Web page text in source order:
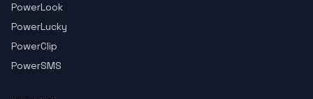
PowerLook
PowerLucky
PowerClip
PowerSMS